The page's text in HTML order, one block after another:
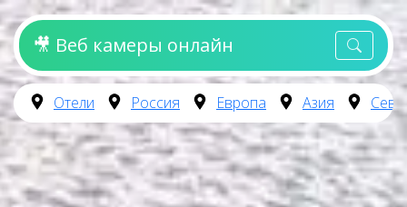
🎥 Веб камеры онлайн
Отели Россия Европа Азия